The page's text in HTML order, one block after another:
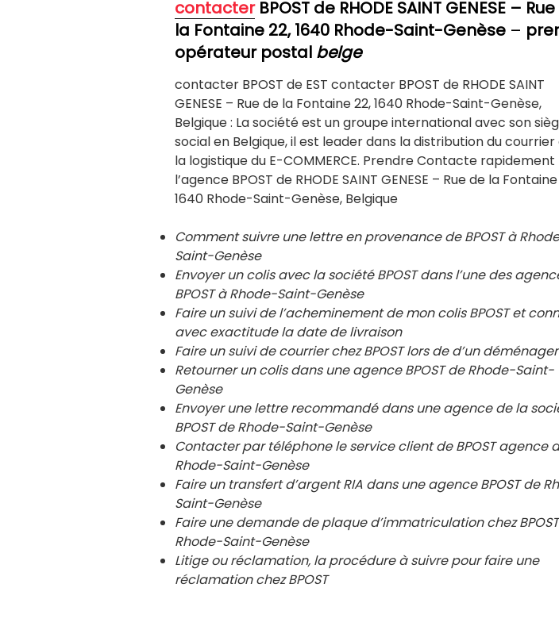
contacterBPOST de RHODE SAINT GENESE –
la Fontaine 22, 1640 Rhode-Saint-Genèse –
opérateur postal belge
contacter BPOST de EST contacter BPOST de RHODE SAINT
GENESE – Rue de la Fontaine 22, 1640 Rhode-Saint-Genèse,
Belgique : La société est un groupe international avec son
social en Belgique, il est leader dans la distribution du
la logistique du E-COMMERCE. Prendre Contacte rapidement
l’agence BPOST de RHODE SAINT GENESE – Rue de la
1640 Rhode-Saint-Genèse, Belgique
Comment suivre une lettre en provenance de BPOST à
Saint-Genèse
Envoyer un colis avec la société BPOST dans l’une des
BPOST àRhode-Saint-Genèse
Faire un suivi de l’acheminement de mon colis BPOST et
avec exactitude la date de livraison
Faire un suivi de courrier chez BPOST lors de d’un
Retourner un colis dans une agence BPOST deRhode-Saint-
Genèse
Envoyer une lettre recommandé dans une agence de la
BPOST deRhode-Saint-Genèse
Contacter par téléphone le service client de BPOST agence
Rhode-Saint-Genèse
Faire un transfert d’argent RIA dans une agence BPOST de
Saint-Genèse
Faire une demande de plaque d’immatriculation chez
Rhode-Saint-Genèse
Litige ou réclamation, la procédure à suivre pour faire une
réclamation chez BPOST